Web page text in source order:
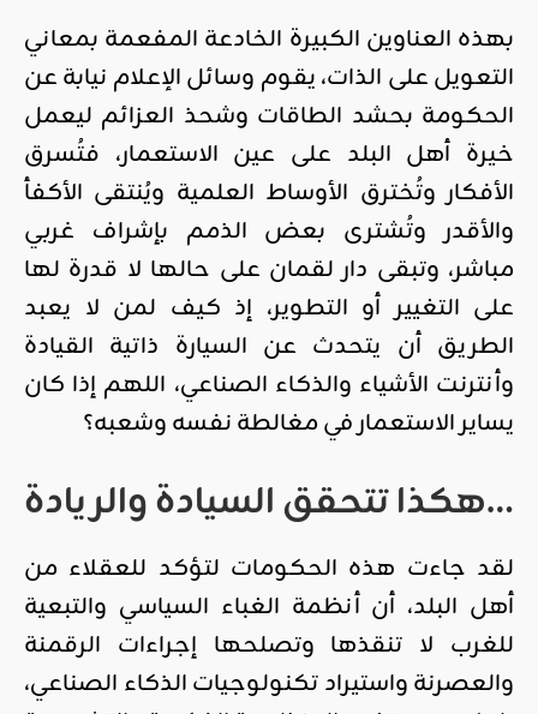
بهذه العناوين الكبيرة الخادعة المفعمة بمعاني
التعويل على الذات، يقوم وسائل الإعلام نيابة عن
الحكومة بحشد الطاقات وشحذ العزائم ليعمل
خيرة أهل البلد على عين الاستعمار، فتُسرق
الأفكار وتُخترق الأوساط العلمية ويُنتقى الأكفأ
والأقدر وتُشترى بعض الذمم بإشراف غربي
مباشر، وتبقى دار لقمان على حالها لا قدرة لها
على التغيير أو التطوير، إذ كيف لمن لا يعبد
الطريق أن يتحدث عن السيارة ذاتية القيادة
وأنترنت الأشياء والذكاء الصناعي، اللهم إذا كان
يساير الاستعمار في مغالطة نفسه وشعبه؟
هكذا تتحقق السيادة والريادة…
لقد جاءت هذه الحكومات لتؤكد للعقلاء من
أهل البلد، أن أنظمة الغباء السياسي والتبعية
للغرب لا تنقذها وتصلحها إجراءات الرقمنة
والعصرنة واستيراد تكنولوجيات الذكاء الصناعي،